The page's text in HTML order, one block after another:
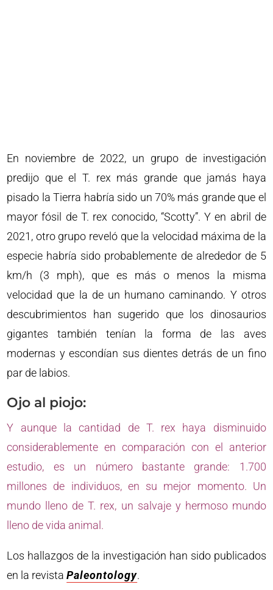
En noviembre de 2022, un grupo de investigación
predijo que el T. rex más grande que jamás haya
pisado la Tierra habría sido un 70% más grande que el
mayor fósil de T. rex conocido, “Scotty”. Y en abril de
2021, otro grupo reveló que la velocidad máxima de la
especie habría sido probablemente de alrededor de 5
km/h (3 mph), que es más o menos la misma
velocidad que la de un humano caminando. Y otros
descubrimientos han sugerido que los dinosaurios
gigantes también tenían la forma de las aves
modernas y escondían sus dientes detrás de un fino
par de labios.
Ojo al piojo:
Y aunque la cantidad de T. rex haya disminuido
considerablemente en comparación con el anterior
estudio, es un número bastante grande: 1.700
millones de individuos, en su mejor momento. Un
mundo lleno de T. rex, un salvaje y hermoso mundo
lleno de vida animal.
Los hallazgos de la investigación han sido publicados
en la revistaPaleontology.